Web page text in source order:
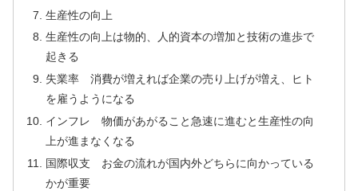
生産性の向上
生産性の向上は物的、人的資本の増加と技術の進歩で
起きる
失業率 消費が増えれば企業の売り上げが増え、ヒト
を雇うようになる
インフレ 物価があがること急速に進むと生産性の向
上が進まなくなる
国際収支 お金の流れが国内外どちらに向かっている
かが重要